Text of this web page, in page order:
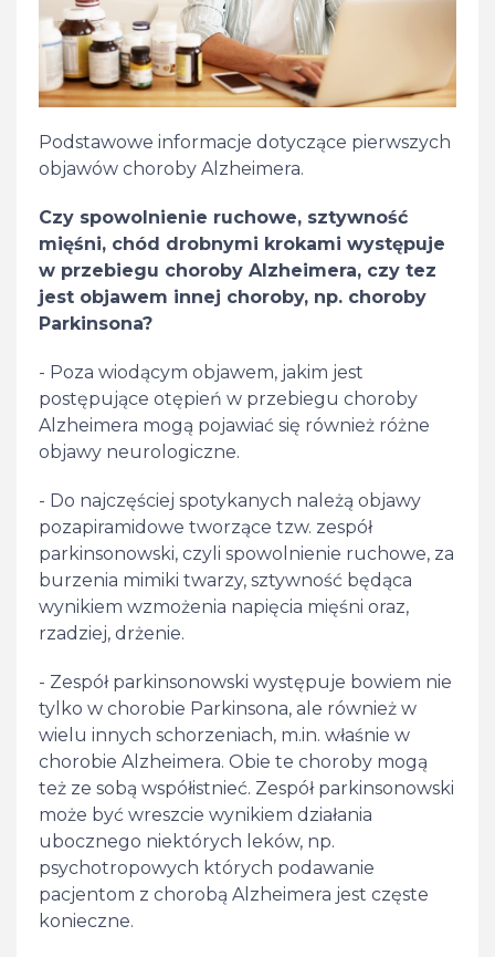
Podstawowe informacje dotyczące pierwszych
objawów choroby Alzheimera.
Czy spowolnienie ruchowe, sztywność
mięśni, chód drobnymi krokami występuje
w przebiegu choroby Alzheimera, czy tez
jest objawem innej choroby, np. choroby
Parkinsona?
- Poza wiodącym objawem, jakim jest
postępujące otępień w przebiegu choroby
Alzheimera mogą pojawiać się również różne
objawy neurologiczne.
- Do najczęściej spotykanych należą objawy
pozapiramidowe tworzące tzw. zespół
parkinsonowski, czyli spowolnienie ruchowe, za
burzenia mimiki twarzy, sztywność będąca
wynikiem wzmożenia napięcia mięśni oraz,
rzadziej, drżenie.
- Zespół parkinsonowski występuje bowiem nie
tylko w chorobie Parkinsona, ale również w
wielu innych schorzeniach, m.in. właśnie w
chorobie Alzheimera. Obie te choroby mogą
też ze sobą współistnieć. Zespół parkinsonowski
może być wreszcie wynikiem działania
ubocznego niektórych leków, np.
psychotropowych których podawanie
pacjentom z chorobą Alzheimera jest częste
konieczne.